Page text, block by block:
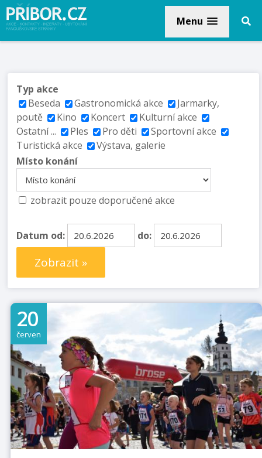
Menu
Typ akce
Beseda
Gastronomická akce
Jarmarky,
poutě
Kino Koncert
Kulturní akce
Ostatní ...
Ples Pro děti
Sportovní akce
Turistická akce
Výstava, galerie
Místo konání
zobrazit pouze doporučené akce
Datum od: do:
Zobrazit »
20
červen